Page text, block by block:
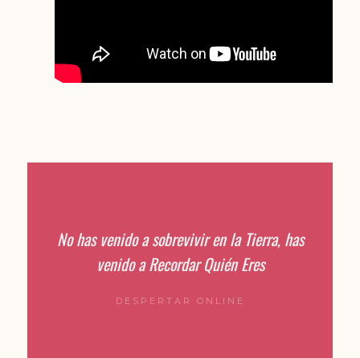
No has venido a sobrevivir en la Tierra, has
venido a Recordar Quién Eres
DESPERTAR ONLINE